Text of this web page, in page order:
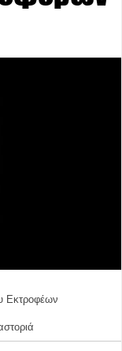
Εκτροφέων